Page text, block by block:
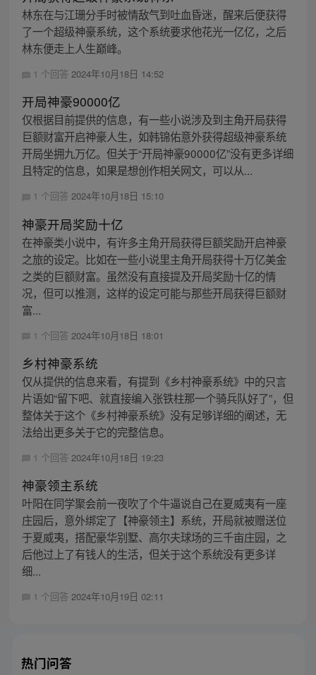
林东在与江珊分手时被情敌气到吐血昏迷，醒来后便获得
了一个超级神豪系统，这个系统要求他花光一亿亿，之后
林东便走上人生巅峰。
1 个回答 2024年10月18日 14:52
开局神豪90000亿
仅根据目前提供的信息，有一些小说涉及到主角开局获得
巨额财富开启神豪人生，如韩锦佑意外获得超级神豪系统
开局坐拥九万亿。但关于“开局神豪90000亿”没有更多详细
且特定的信息，如果是想创作相关网文，可以从...
1 个回答 2024年10月18日 15:10
神豪开局奖励十亿
在神豪类小说中，有许多主角开局获得巨额奖励开启神豪
之旅的设定。比如在一些小说里主角开局获得十万亿美金
之类的巨额财富。虽然没有直接提及开局奖励十亿的情
况，但可以推测，这样的设定可能与那些开局获得巨额财
富...
1 个回答 2024年10月18日 18:01
乡村神豪系统
仅从提供的信息来看，有提到《乡村神豪系统》中的只言
片语如“留下吧、就直接编入张铁柱那一个骑兵队好了”，但
整体关于这个《乡村神豪系统》没有足够详细的阐述，无
法给出更多关于它的完整信息。
1 个回答 2024年10月18日 19:23
神豪领主系统
叶阳在同学聚会前一夜吹了个牛逼说自己在夏威夷有一座
庄园后，意外绑定了【神豪领主】系统，开局就被赠送位
于夏威夷，搭配豪华别墅、高尔夫球场的三千亩庄园，之
后他过上了有钱人的生活，但关于这个系统没有更多详
细...
1 个回答 2024年10月19日 02:11
热门问答